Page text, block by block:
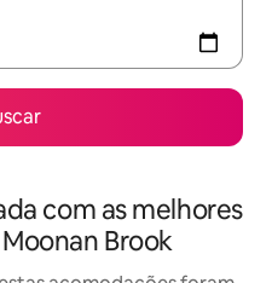
com as melhores
Brook